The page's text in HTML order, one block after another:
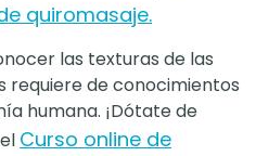
quiromasaje.
las texturas de las
requiere de conocimientos
humana. ¡Dótate de
Curso online de